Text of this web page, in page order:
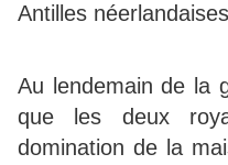
Antilles
Au lendemain de la
que les deux
domination de la